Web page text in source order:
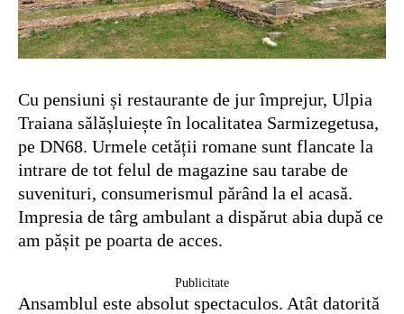
Cu pensiuni și restaurante de jur împrejur, Ulpia
Traiana sălășluiește în localitatea Sarmizegetusa,
pe DN68. Urmele cetății romane sunt flancate la
intrare de tot felul de magazine sau tarabe de
suvenituri, consumerismul părând la el acasă.
Impresia de târg ambulant a dispărut abia după ce
am pășit pe poarta de acces.
Publicitate
Ansamblul este absolut spectaculos. Atât datorită